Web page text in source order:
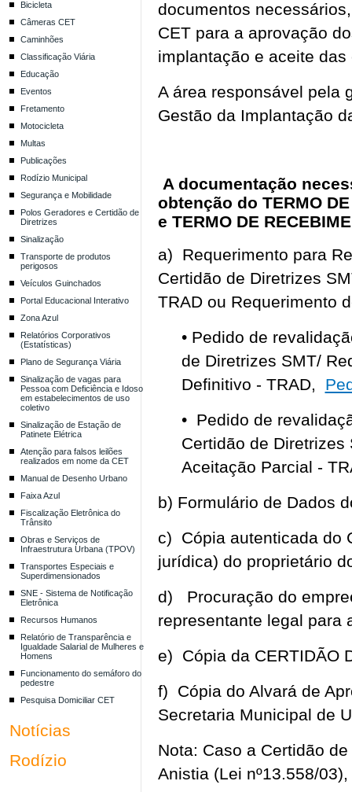
Bicicleta
Câmeras CET
Caminhões
Classificação Viária
Educação
Eventos
Fretamento
Motocicleta
Multas
Publicações
Rodízio Municipal
Segurança e Mobilidade
Polos Geradores e Certidão de
Diretrizes
Sinalização
Transporte de produtos
perigosos
Veículos Guinchados
Portal Educacional Interativo
Zona Azul
Relatórios Corporativos
(Estatísticas)
Plano de Segurança Viária
Sinalização de vagas para
Pessoa com Deficiência e Idoso
em estabelecimentos de uso
coletivo
Sinalização de Estação de
Patinete Elétrica
Atenção para falsos leilões
realizados em nome da CET
Manual de Desenho Urbano
Faixa Azul
Fiscalização Eletrônica do
Trânsito
Obras e Serviços de
Infraestrutura Urbana (TPOV)
Transportes Especiais e
Superdimensionados
SNE - Sistema de Notificação
Eletrônica
Recursos Humanos
Relatório de Transparência e
Igualdade Salarial de Mulheres e
Homens
Funcionamento do semáforo do
pedestre
Pesquisa Domiciliar CET
Notícias
Rodízio
documentos
CET para a aprovação
implantação e aceite das
A área responsável pela
Gestão da Implantação
A documentação
obtenção do TERMO DE
e TERMO DE
a) Requerimento para
Certidão de Diretrizes
TRAD ou Requerimento
• Pedido de
de Diretrizes SMT/
Definitivo - TRAD,
• Pedido de
Certidão de Diretrizes
Aceitação Parcial -
b) Formulário de Dados
c) Cópia autenticada do
jurídica) do proprietário
d) Procuração do
representante legal para
e) Cópia da CERTIDÃO
f) Cópia do Alvará de
Secretaria Municipal de
Nota: Caso a Certidão
Anistia (Lei nº13.558/